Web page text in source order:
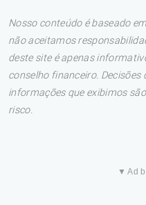
Nosso conteúdo é baseado
não aceitamos
deste site é apenas
conselho financeiro.
informações que exibimos
risco.
▼ Ad